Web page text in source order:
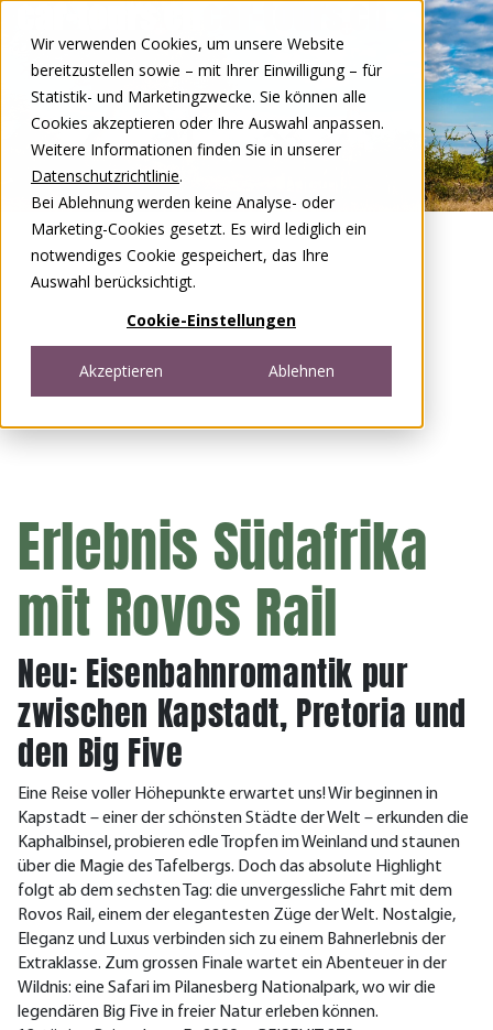
Wir verwenden Cookies, um unsere Website
bereitzustellen sowie – mit Ihrer Einwilligung – für
Statistik- und Marketingzwecke. Sie können alle
Cookies akzeptieren oder Ihre Auswahl anpassen.
Weitere Informationen finden Sie in unserer
Datenschutzrichtlinie.
Bei Ablehnung werden keine Analyse- oder
Marketing-Cookies gesetzt. Es wird lediglich ein
notwendiges Cookie gespeichert, das Ihre
Auswahl berücksichtigt.
Cookie-Einstellungen
Akzeptieren Ablehnen
DEFR
Open menu
Erlebnis Südafrika
mit Rovos Rail
Neu: Eisenbahnromantik pur
zwischen Kapstadt, Pretoria und
den Big Five
Eine Reise voller Höhepunkte erwartet uns! Wir beginnen in
Kapstadt – einer der schönsten Städte der Welt – erkunden die
Kaphalbinsel, probieren edle Tropfen im Weinland und staunen
über die Magie des Tafelbergs. Doch das absolute Highlight
folgt ab dem sechsten Tag: die unvergessliche Fahrt mit dem
Rovos Rail, einem der elegantesten Züge der Welt. Nostalgie,
Eleganz und Luxus verbinden sich zu einem Bahnerlebnis der
Extraklasse. Zum grossen Finale wartet ein Abenteuer in der
Wildnis: eine Safari im Pilanesberg Nationalpark, wo wir die
legendären Big Five in freier Natur erleben können.